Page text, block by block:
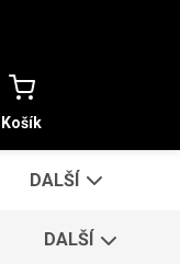
Košík
DALŠÍ
DALŠÍ